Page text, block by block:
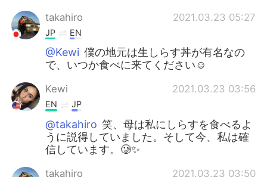
takahiro 2021.03.23 05:27
JP EN
@Kewi 僕の地元は生しらす丼が有名なの
で、いつか食べに来てください☺
Kewi 2021.03.23 03:56
EN JP
@takahiro 笑、母は私にしらすを食べるよ
うに説得していました。そして今、私は確
信しています。🥲✨
takahiro 2021.03.23 03:50